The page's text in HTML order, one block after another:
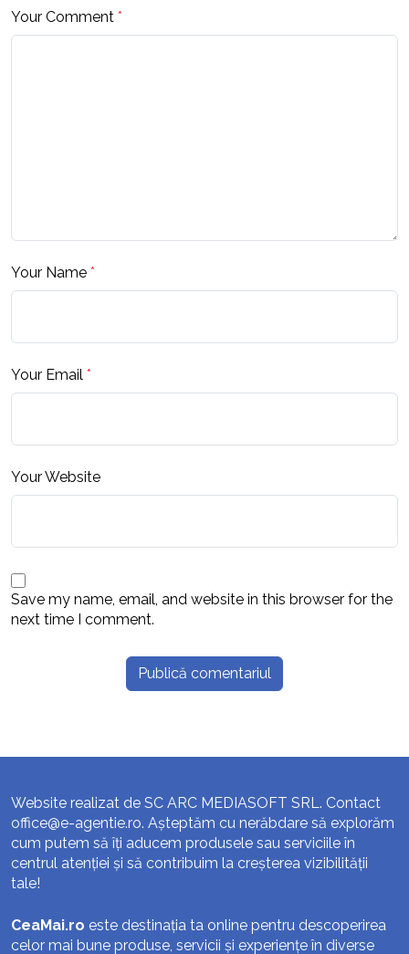
Your Comment *
Your Name *
Your Email *
Your Website
Save my name, email, and website in this browser for the
next time I comment.
Website realizat de SC ARC MEDIASOFT SRL. Contact
office@e-agentie.ro. Așteptăm cu nerăbdare să explorăm
cum putem să îți aducem produsele sau serviciile în
centrul atenției și să contribuim la creșterea vizibilității
tale!
CeaMai.ro este destinația ta online pentru descoperirea
celor mai bune produse, servicii și experiențe în diverse